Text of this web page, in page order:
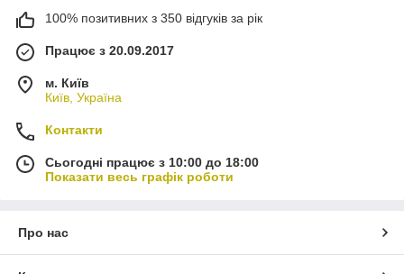
100% позитивних з 350 відгуків за рік
Працює з 20.09.2017
м. Київ
Київ, Україна
Контакти
Сьогодні працює з 10:00 до 18:00
Показати весь графік роботи
Про нас